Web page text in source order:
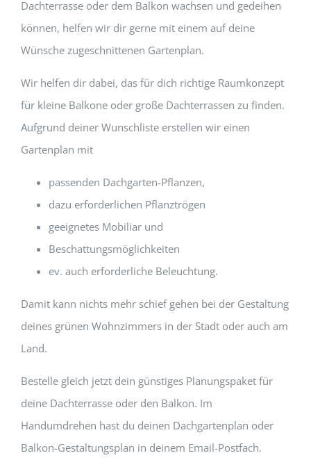
Dachterrasse oder dem Balkon wachsen und gedeihen
können, helfen wir dir gerne mit einem auf deine
Wünsche zugeschnittenen Gartenplan.
Wir helfen dir dabei, das für dich richtige Raumkonzept
für kleine Balkone oder große Dachterrassen zu finden.
Aufgrund deiner Wunschliste erstellen wir einen
Gartenplan mit
passenden Dachgarten-Pflanzen,
dazu erforderlichen Pflanztrögen
geeignetes Mobiliar und
Beschattungsmöglichkeiten
ev. auch erforderliche Beleuchtung.
Damit kann nichts mehr schief gehen bei der Gestaltung
deines grünen Wohnzimmers in der Stadt oder auch am
Land.
Bestelle gleich jetzt dein günstiges Planungspaket für
deine Dachterrasse oder den Balkon. Im
Handumdrehen hast du deinen Dachgartenplan oder
Balkon-Gestaltungsplan in deinem Email-Postfach.